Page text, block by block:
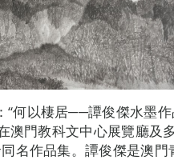
何以棲居──譚俊傑水墨作
門教科文中心展覽廳及
名作品集。譚俊傑是澳門